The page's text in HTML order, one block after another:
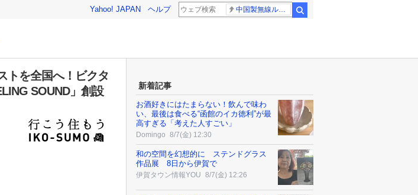
Yahoo! JAPAN ヘルプ 中国製無線ルーター
トを全国へ！ビクタ
SOUND」創設
新着記事
お酒好きにはたまらない！飲んで味わ
い、最後は食べる“函館のイカ徳利”が最
高すぎる「考えた人すごい」
Domingo 8/7(金) 12:30
和の空間を幻想的に ステンドグラス
作品展 8日から伊賀で
伊賀タウン情報YOU 8/7(金) 12:26